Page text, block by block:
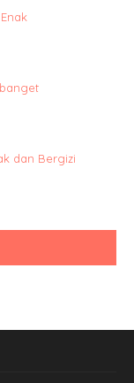
dan Bergizi